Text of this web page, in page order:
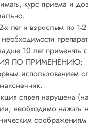
курс приема и
х лет и взрослым по
10 лет применять
ПО ПРИМЕНЕНИЮ:
использованием
спрея нарушена
необходимо нажать